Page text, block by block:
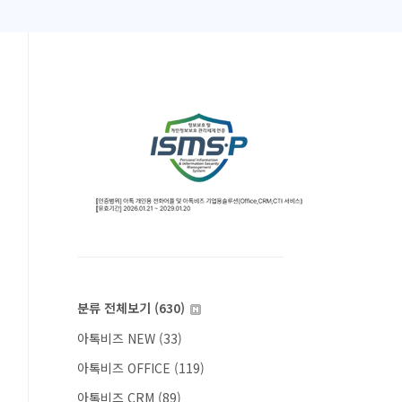
분류 전체보기 (630)
아톡비즈 NEW (33)
아톡비즈 OFFICE (119)
아톡비즈 CRM (89)